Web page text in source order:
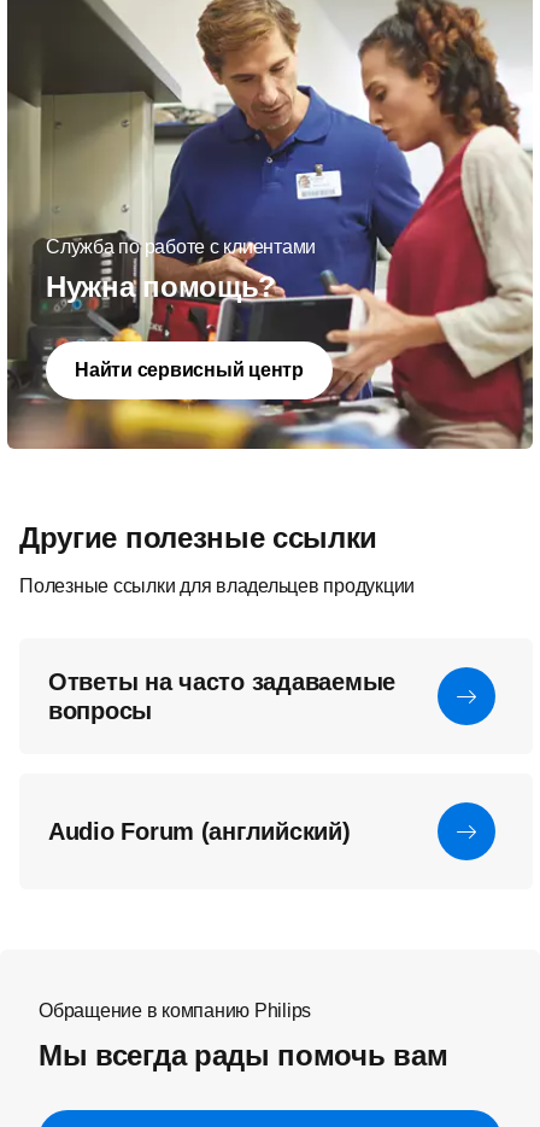
Служба по работе с клиентами
Нужна помощь?
Найти сервисный центр
Другие полезные ссылки
Полезные ссылки для владельцев продукции
Ответы на часто задаваемые
вопросы
Audio Forum (английский)
Обращение в компанию Philips
Мы всегда рады помочь вам